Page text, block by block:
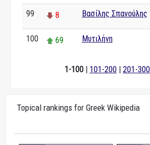
99 8 Βασίλης Σπανούλης
100 69 Μυτιλήνη
1-100 | 101-200 | 201-300
Topical rankings for Greek Wikipedia